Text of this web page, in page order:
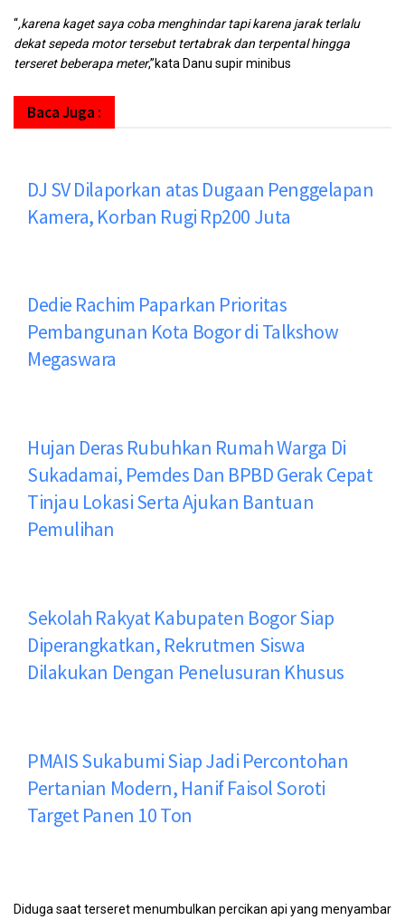
“,karena kaget saya coba menghindar tapi karena jarak terlalu
dekat sepeda motor tersebut tertabrak dan terpental hingga
terseret beberapa meter,”kata Danu supir minibus
Baca Juga :
DJ SV Dilaporkan atas Dugaan Penggelapan
Kamera, Korban Rugi Rp200 Juta
Dedie Rachim Paparkan Prioritas
Pembangunan Kota Bogor di Talkshow
Megaswara
Hujan Deras Rubuhkan Rumah Warga Di
Sukadamai, Pemdes Dan BPBD Gerak Cepat
Tinjau Lokasi Serta Ajukan Bantuan
Pemulihan
Sekolah Rakyat Kabupaten Bogor Siap
Diperangkatkan, Rekrutmen Siswa
Dilakukan Dengan Penelusuran Khusus
PMAIS Sukabumi Siap Jadi Percontohan
Pertanian Modern, Hanif Faisol Soroti
Target Panen 10 Ton
Diduga saat terseret menumbulkan percikan api yang menyambar